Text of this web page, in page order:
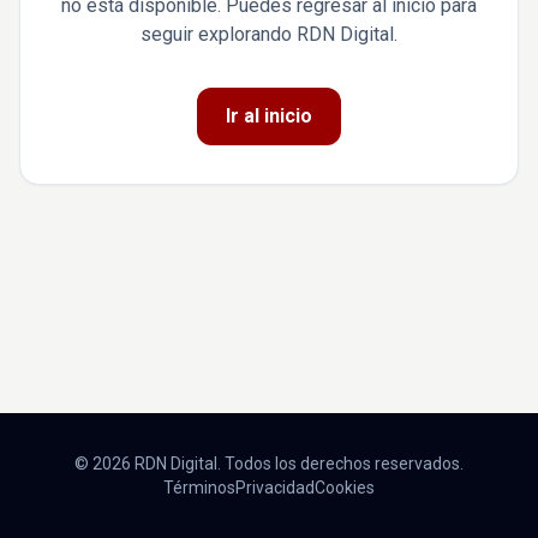
no está disponible. Puedes regresar al inicio para
seguir explorando RDN Digital.
Ir al inicio
© 2026 RDN Digital. Todos los derechos reservados.
TérminosPrivacidadCookies